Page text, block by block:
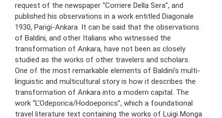
request of the newspaper “Corriere Della Sera”, and
published his observations in a work entitled Diagonale
1930, Parigi-Ankara. It can be said that the observations
of Baldini, and other Italians who witnessed the
transformation of Ankara, have not been as closely
studied as the works of other travelers and scholars.
One of the most remarkable elements of Baldini’s multi-
linguistic and multicultural story is how it describes the
transformation of Ankara into a modern capital. The
work “L’Odeporica/Hodoeporics”, which a foundational
travel literature text containing the works of Luigi Monga